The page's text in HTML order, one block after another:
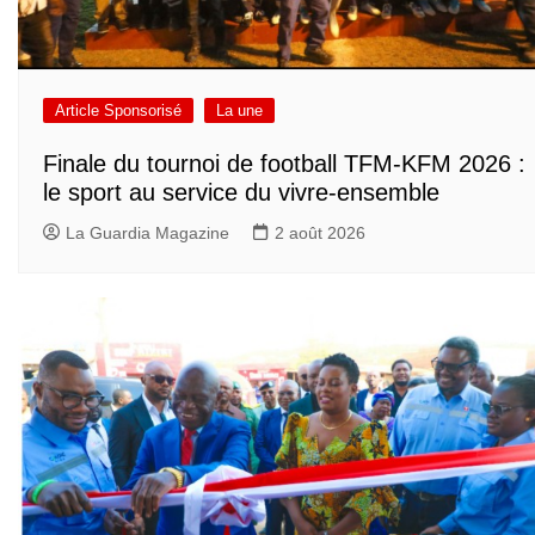
Article Sponsorisé La une
Finale du tournoi de football TFM-KFM 2026 :
le sport au service du vivre-ensemble
La Guardia Magazine 2 août 2026